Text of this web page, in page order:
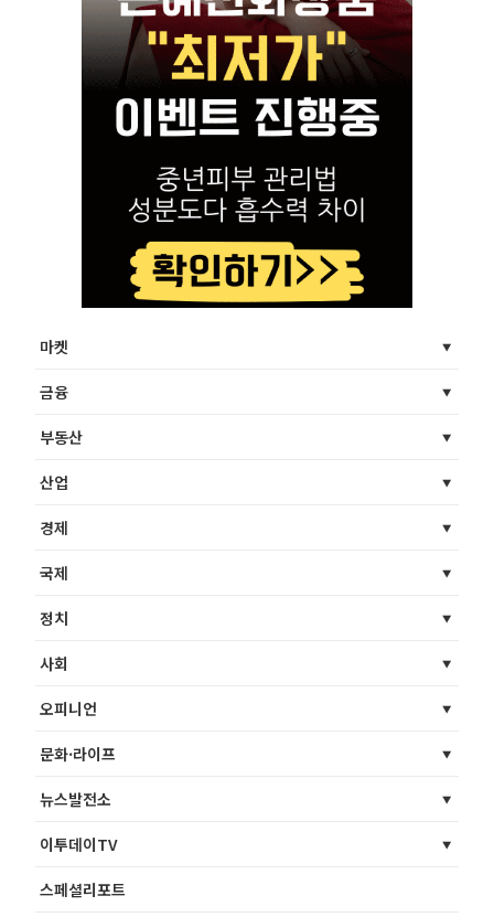
마켓
금융
부동산
산업
경제
국제
정치
사회
오피니언
문화·라이프
뉴스발전소
이투데이TV
스페셜리포트